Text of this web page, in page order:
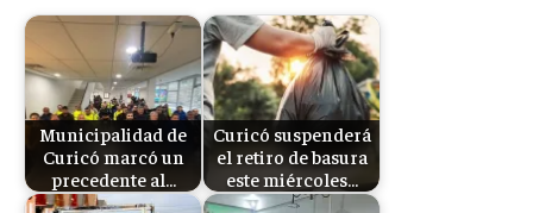
Municipalidad de
Curicó marcó un
precedente al…
Curicó suspenderá
el retiro de basura
este miércoles…